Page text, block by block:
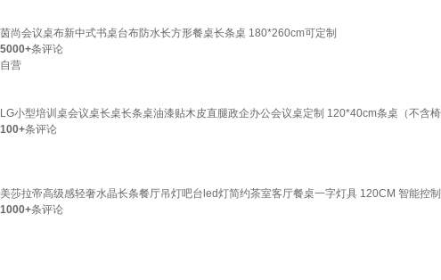
茵尚会议桌布新中式书桌台布防水长方形餐桌长条桌 180*260cm可定制
5000+条评论
自营
LG小型培训桌会议桌长桌长条桌油漆贴木皮直腿政企办公会议桌定制 120*40cm条桌（不含
100+条评论
美莎拉帝高级感轻奢水晶长条餐厅吊灯吧台led灯简约茶室客厅餐桌一字灯具 120CM 智能控
1000+条评论